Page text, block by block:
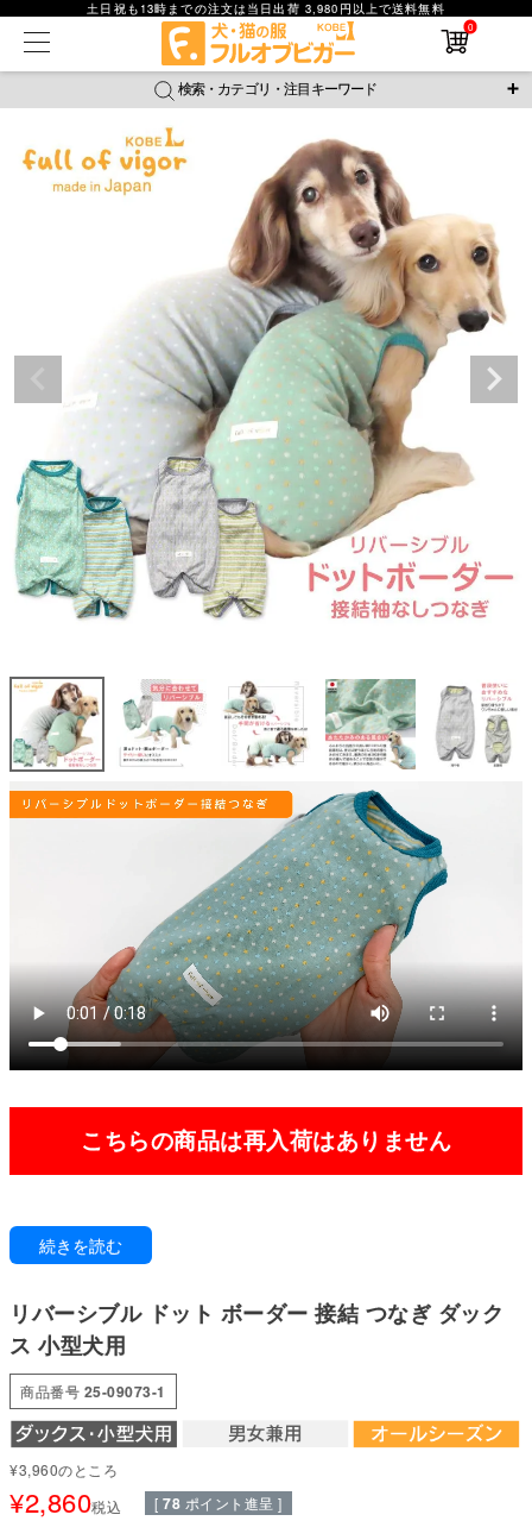
土日祝も13時までの注文は当日出荷 3,980円以上で送料無料
0
検索・カテゴリ・注目キーワード
＼注目ワード／
ジャージ 防蚊 撥水レイン ラッシュガード
おそろコーデ 背中開きアイテム
新作アイテム
返品・交換について ご利用ガイド
詳細検索
在庫なし商品
在庫なし商品を表示しない
並び順
新着順
価格が安い順
価格が高い順
レビュー数順
検索
こちらの商品は再入荷はありません
気分に合わせてリバーシブルで使えちゃう袖なしつなぎ。
表はドット柄、裏はボーダー柄で全く違う表情が楽しめる
綿100%の接結素材は使うほどに生地の膨らみが出て柔らかくなり
スポンと脱がせて裏返しになってもまたそのまま着れる
お着替えの手間をカットした機能性デザイン。
●本体：接結ドットボーダー(綿100%)
●部分使い：40スパンテレコ(綿95%・ポリウレタン5%)
●日本製：MADE IN JAPAN
●伸縮性(5段階)：3
●厚さ(5段階)：3
●お洗濯について：手洗い又は、洗濯ネットを使用。アイロンは、当て布を
して中温。 ファスナー・ボタン・面テープがある商品は、しっかり止めた状
続きを読む
リバーシブル ドット ボーダー 接結 つなぎ ダック
ス 小型犬用
商品番号 25-09073-1
¥3,960のところ
¥2,860税込 [ 78 ポイント進呈 ]